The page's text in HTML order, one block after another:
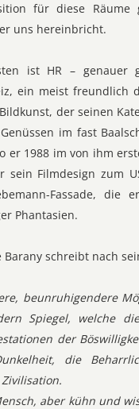
für diese
uns hereinbricht.
ist HR – genauer
ein meist freundlich
der seinen
im fast
er 1988 im von ihm
sein Filmdesign zum
Fassade, die
Phantasien.
Barany schreibt nach
beunruhigendere
Spiegel, welche
der
die
aber kühn und